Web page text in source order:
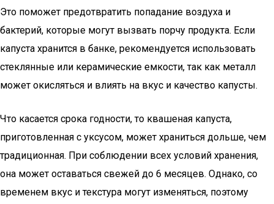
Это поможет предотвратить попадание воздуха и
бактерий, которые могут вызвать порчу продукта. Если
капуста хранится в банке, рекомендуется использовать
стеклянные или керамические емкости, так как металл
может окисляться и влиять на вкус и качество капусты.
Что касается срока годности, то квашеная капуста,
приготовленная с уксусом, может храниться дольше, чем
традиционная. При соблюдении всех условий хранения,
она может оставаться свежей до 6 месяцев. Однако, со
временем вкус и текстура могут изменяться, поэтому